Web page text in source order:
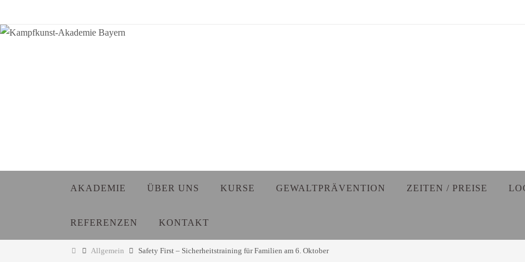
Inhalt
springen
AKADEMIE ÜBER UNS KURSE GEWALTPRÄVENTION ZEITEN / PREISE
REFERENZEN KONTAKT
StartAllgemein Safety First – Sicherheitstraining für Familien am 6. Oktober